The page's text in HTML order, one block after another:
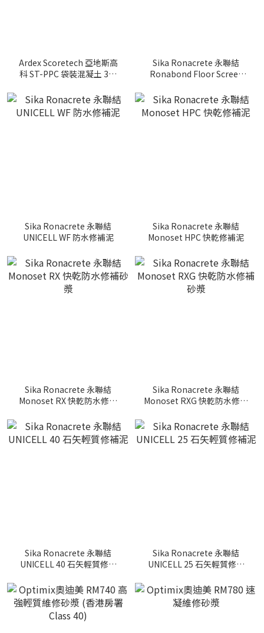
Ardex Scoretech 亞地斯高
科 ST-PPC 袋裝混凝土 30-
Sika Ronacrete 永聯結
Ronabond Floor Screed
Sika Ronacrete 永聯結
UNICELL WF 防水修補泥
Sika Ronacrete 永聯結
Monoset HPC 快乾修補泥
Sika Ronacrete 永聯結
Monoset RX 快乾防水修補
Sika Ronacrete 永聯結
Monoset RXG 快乾防水修補
Sika Ronacrete 永聯結
UNICELL 40 石矢輕質修補
Sika Ronacrete 永聯結
UNICELL 25 石矢輕質修補